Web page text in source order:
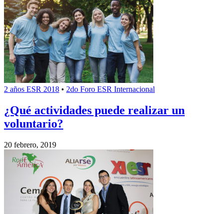
2 años ESR 2018 • 2do Foro ESR Internacional
¿Qué actividades puede realizar un
voluntario?
20 febrero, 2019